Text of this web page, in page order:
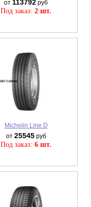
от 113792 руб
Под заказ:2 шт.
Michelin Line D
от 25545руб
Под заказ:6 шт.